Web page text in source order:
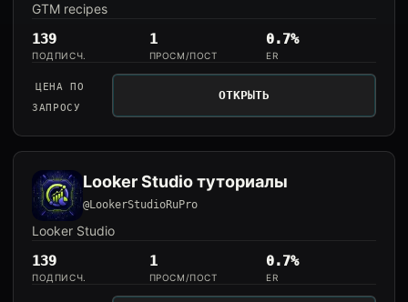
GTM recipes
139
ПОДПИСЧ.
1
ПРОСМ/ПОСТ
0.7%
ER
ЦЕНА ПО
ЗАПРОСУ
ОТКРЫТЬ
Looker Studio туториалы
@LookerStudioRuPro
Looker Studio
139
ПОДПИСЧ.
1
ПРОСМ/ПОСТ
0.7%
ER